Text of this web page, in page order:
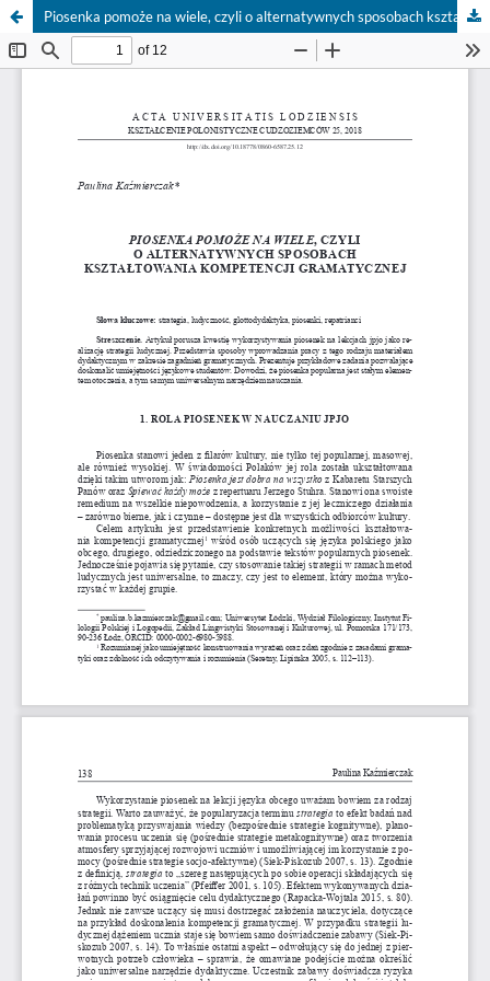
Piosenka pomoże na wiele, czyli o alternatywnych sposobach kształtowania kompetencji gramatycznej